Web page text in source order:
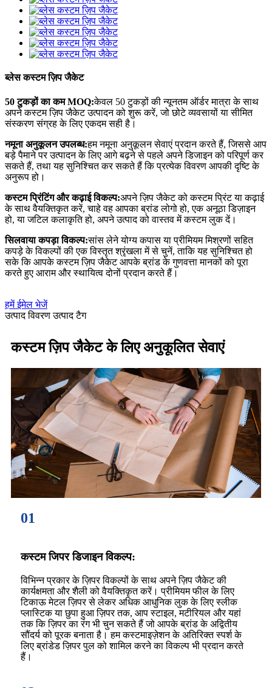
ब्लेस कस्टम ज़िप जैकेट
50 टुकड़ों का कम MOQ:केवल 50 टुकड़ों की न्यूनतम ऑर्डर मात्रा के साथ
अपने कस्टम ज़िप जैकेट उत्पादन को शुरू करें, जो छोटे व्यवसायों या सीमित
संस्करण संग्रह के लिए एकदम सही है।
नमूना अनुकूलन उपलब्ध:हम नमूना अनुकूलन सेवाएं प्रदान करते हैं, जिससे आप
बड़े पैमाने पर उत्पादन के लिए आगे बढ़ने से पहले अपने डिजाइन को परिपूर्ण कर
सकते हैं, तथा यह सुनिश्चित कर सकते हैं कि प्रत्येक विवरण आपकी दृष्टि के
अनुरूप हो।
कस्टम प्रिंटिंग और कढ़ाई विकल्प:अपने ज़िप जैकेट को कस्टम प्रिंट या कढ़ाई
के साथ वैयक्तिकृत करें, चाहे वह आपका ब्रांड लोगो हो, एक अनूठा डिज़ाइन
हो, या जटिल कलाकृति हो, अपने उत्पाद को वास्तव में कस्टम लुक दें।
सिलवाया कपड़ा विकल्प:सांस लेने योग्य कपास या प्रीमियम मिश्रणों सहित
कपड़े के विकल्पों की एक विस्तृत श्रृंखला में से चुनें, ताकि यह सुनिश्चित हो
सके कि आपके कस्टम ज़िप जैकेट आपके ब्रांड के गुणवत्ता मानकों को पूरा
करते हुए आराम और स्थायित्व दोनों प्रदान करते हैं।
हमें ईमेल भेजें
उत्पाद विवरण उत्पाद टैग
कस्टम ज़िप जैकेट के लिए अनुकूलित सेवाएं
01
कस्टम जिपर डिजाइन विकल्प:
विभिन्न प्रकार के ज़िपर विकल्पों के साथ अपने ज़िप जैकेट की
कार्यक्षमता और शैली को वैयक्तिकृत करें। प्रीमियम फील के लिए
टिकाऊ मेटल ज़िपर से लेकर अधिक आधुनिक लुक के लिए स्लीक
प्लास्टिक या छुपा हुआ ज़िपर तक, आप स्टाइल, मटीरियल और यहां
तक ​​कि ज़िपर का रंग भी चुन सकते हैं जो आपके ब्रांड के अद्वितीय
सौंदर्य को पूरक बनाता है। हम कस्टमाइज़ेशन के अतिरिक्त स्पर्श के
लिए ब्रांडेड ज़िपर पुल को शामिल करने का विकल्प भी प्रदान करते
हैं।